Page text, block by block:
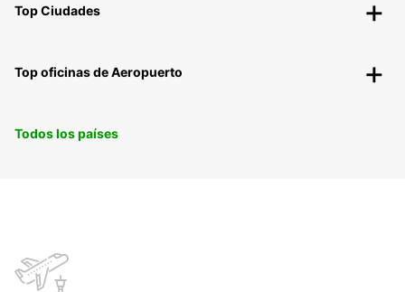
Top Ciudades
Top oficinas de Aeropuerto
Todos los países